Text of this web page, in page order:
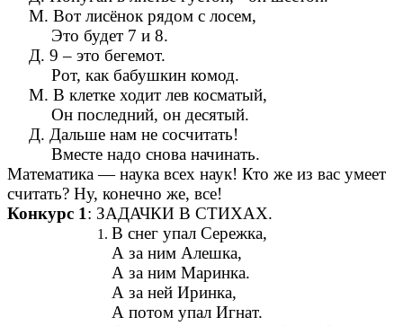
М. Вот лисёнок рядом с лосем,
Это будет 7 и 8.
Д. 9 – это бегемот.
Рот, как бабушкин комод.
М. В клетке ходит лев косматый,
Он последний, он десятый.
Д. Дальше нам не сосчитать!
Вместе надо снова начинать.
Математика — наука всех наук! Кто же из вас умеет
считать? Ну, конечно же, все!
Конкурс 1: ЗАДАЧКИ В СТИХАХ.
В снег упал Сережка,
А за ним Алешка,
А за ним Маринка.
А за ней Иринка,
А потом упал Игнат.